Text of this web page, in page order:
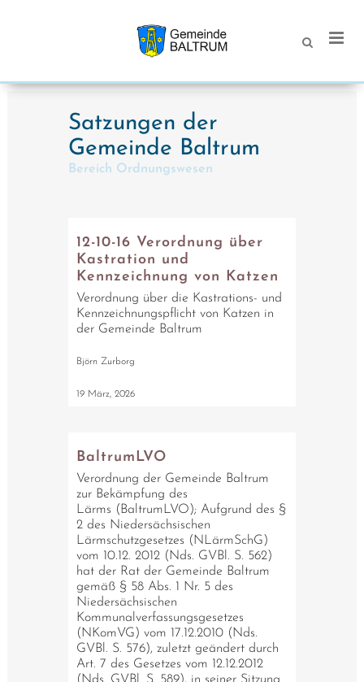
Satzungen der
Gemeinde Baltrum
Bereich Ordnungswesen
12-10-16 Verordnung über
Kastration und
Kennzeichnung von Katzen
Verordnung über die Kastrations- und
Kennzeichnungspflicht von Katzen in
der Gemeinde Baltrum
Björn Zurborg
19 März, 2026
BaltrumLVO
Verordnung der Gemeinde Baltrum
zur Bekämpfung des
Lärms (BaltrumLVO); Aufgrund des §
2 des Niedersächsischen
Lärmschutzgesetzes (NLärmSchG)
vom 10.12. 2012 (Nds. GVBl. S. 562)
hat der Rat der Gemeinde Baltrum
gemäß § 58 Abs. 1 Nr. 5 des
Niedersächsischen
Kommunalverfassungsgesetzes
(NKomVG) vom 17.12.2010 (Nds.
GVBl. S. 576), zuletzt geändert durch
Art. 7 des Gesetzes vom 12.12.2012
(Nds. GVBl. S. 589), in seiner Sitzung